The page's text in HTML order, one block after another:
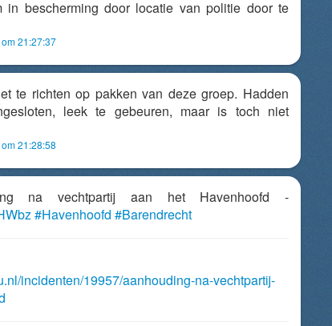
in bescherming door locatie van politie door te
21:27:37
te richten op pakken van deze groep. Hadden
leek te gebeuren, maar is toch niet
21:28:58
na vechtpartij aan het Havenhoofd -
#Havenhoofd #Barendrecht
incidenten/19957/aanhouding-na-vechtpartij-